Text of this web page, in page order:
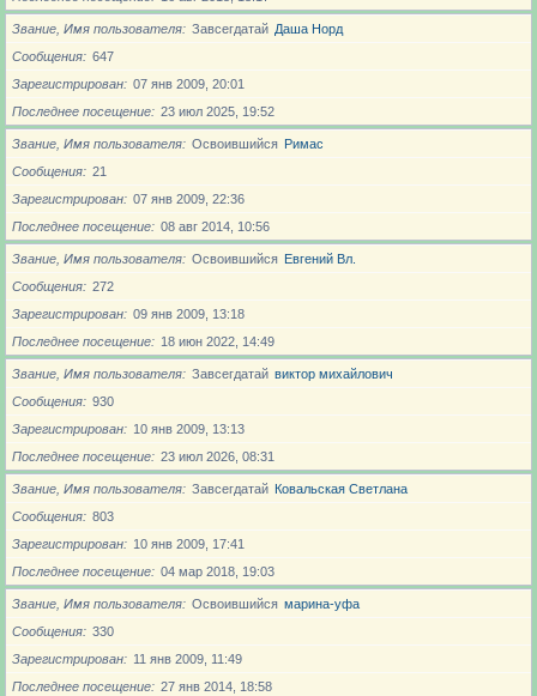
Звание, Имя пользователя Завсегдатай Даша Норд
Сообщения
647
Зарегистрирован
07 янв 2009, 20:01
Последнее посещение
23 июл 2025, 19:52
Звание, Имя пользователя Освоившийся Римас
Сообщения
21
Зарегистрирован
07 янв 2009, 22:36
Последнее посещение
08 авг 2014, 10:56
Звание, Имя пользователя Освоившийся Евгений Вл.
Сообщения
272
Зарегистрирован
09 янв 2009, 13:18
Последнее посещение
18 июн 2022, 14:49
Звание, Имя пользователя Завсегдатай виктор михайлович
Сообщения
930
Зарегистрирован
10 янв 2009, 13:13
Последнее посещение
23 июл 2026, 08:31
Звание, Имя пользователя Завсегдатай Ковальская Светлана
Сообщения
803
Зарегистрирован
10 янв 2009, 17:41
Последнее посещение
04 мар 2018, 19:03
Звание, Имя пользователя Освоившийся марина-уфа
Сообщения
330
Зарегистрирован
11 янв 2009, 11:49
Последнее посещение
27 янв 2014, 18:58